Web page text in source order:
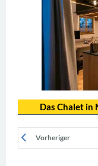
Das Chalet in
Vorheriger